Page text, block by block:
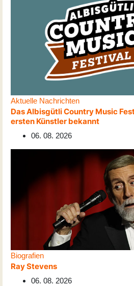
Aktuelle Nachrichten
Das Albisgütli Country Music
ersten Künstler bekannt
06. 08. 2026
Biografien
Ray Stevens
06. 08. 2026